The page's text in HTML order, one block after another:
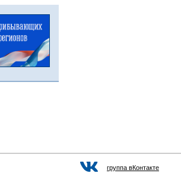
группа вКонтакте